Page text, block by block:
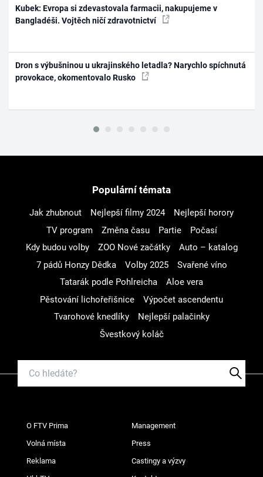
Kubek: Evropa si zdevastovala farmacii, nakupujeme v
Bangladéši. Vojtěch ničí zdravotnictví
Dron s výbušninou u ukrajinského letadla? Narychlo spíchnutá
provokace, okomentovalo Rusko
Populární témata
Jak zhubnout Nejlepší filmy 2024
Nejlepší horory
TV program
Změna času Partie
Počasí
Kdy budou volby
ZOO Nové začátky
Auto – katalog
7 pádů Honzy Dědka
Volby 2025
Svařené víno
Tatarák podle Pohlreicha
Aloe vera
Pěstování lichořeřišnice
Výpočet ascendentu
Tvarohové knedlíky
Nejlepší palačinky
Švestkový koláč
O FTV Prima Management
Volná místa Press
Reklama Castingy a výzvy